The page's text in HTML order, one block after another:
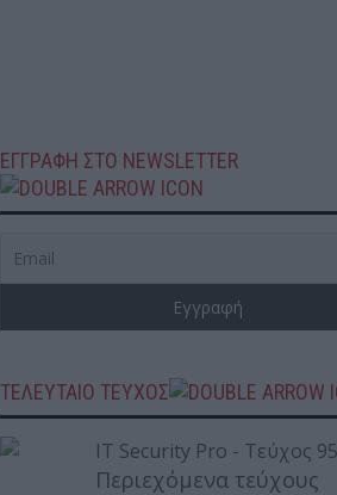
ΕΓΓΡΑΦΗ ΣΤΟ NEWSLETTER
ΤΕΛΕΥΤΑΙΟ ΤΕΥΧΟΣ
Περιεχόμενα τεύχους